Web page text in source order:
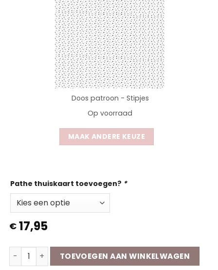
Doos patroon - Stipjes
Op voorraad
MAAK ANDERE KEUZE
Pathe thuiskaart toevoegen? *
€ 17,95
Thee Cadeaubox | Relax momentje aantal
TOEVOEGEN AAN WINKELWAGEN